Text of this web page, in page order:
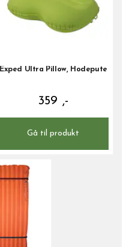
Exped Ultra Pillow, Hodepute
359 ,-
Gå til produkt